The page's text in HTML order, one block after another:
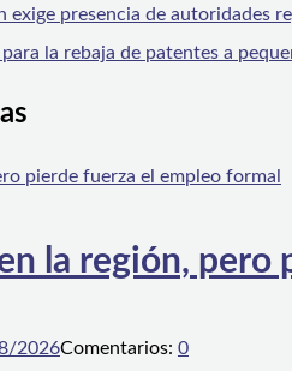
exige presencia de autoridades
la rebaja de patentes a
la región, pero
2026Comentarios: 0